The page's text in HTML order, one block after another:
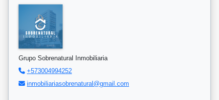
Grupo Sobrenatural Inmobiliaria
+573004994252
inmobiliariasobrenatural@gmail.com